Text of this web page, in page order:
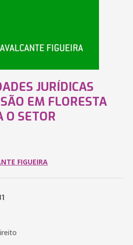
JURÍDICAS
EM FLORESTA
O SETOR
FIGUEIRA